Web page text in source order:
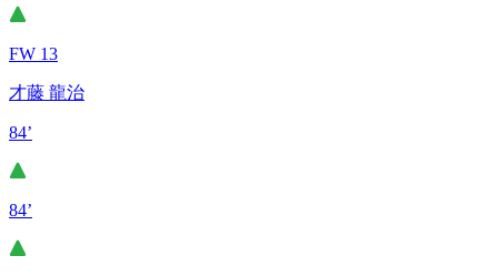
FW 13
才藤 龍治
84’
84’